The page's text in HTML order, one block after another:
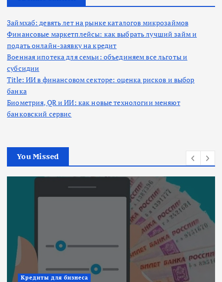
Займхаб: девять лет на рынке каталогов микрозаймов
Финансовые маркетплейсы: как выбрать лучший займ и
подать онлайн-заявку на кредит
Военная ипотека для семьи: объединяем все льготы и
субсидии
Title: ИИ в финансовом секторе: оценка рисков и выбор
банка
Биометрия, QR и ИИ: как новые технологии меняют
банковский сервис
You Missed
Ипотека